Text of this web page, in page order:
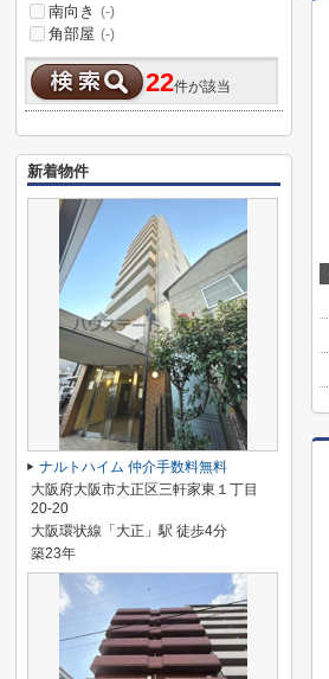
南向き (-)
角部屋 (-)
22件が該当
新着物件
ナルトハイム 仲介手数料無料
大阪府大阪市大正区三軒家東１丁目
20-20
大阪環状線「大正」駅 徒歩4分
築23年